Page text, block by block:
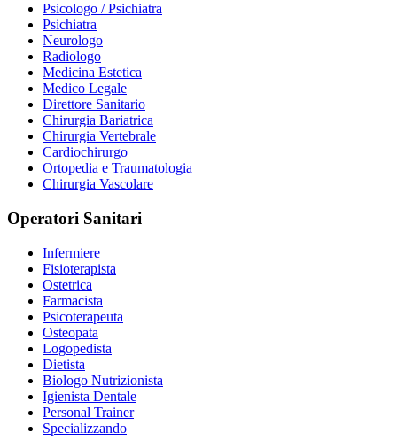
Psicologo / Psichiatra
Psichiatra
Neurologo
Radiologo
Medicina Estetica
Medico Legale
Direttore Sanitario
Chirurgia Bariatrica
Chirurgia Vertebrale
Cardiochirurgo
Ortopedia e Traumatologia
Chirurgia Vascolare
Operatori Sanitari
Infermiere
Fisioterapista
Ostetrica
Farmacista
Psicoterapeuta
Osteopata
Logopedista
Dietista
Biologo Nutrizionista
Igienista Dentale
Personal Trainer
Specializzando